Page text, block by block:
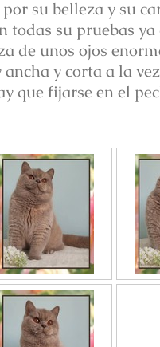
su belleza y su
todas su pruebas
de unos ojos
y corta a la
que fijarse en el